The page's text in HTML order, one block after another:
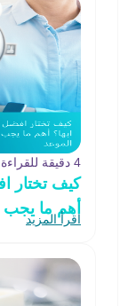
4 دقيقة للقراءة
كيف تختار
أهم ما يجب
اقرأ المزيد